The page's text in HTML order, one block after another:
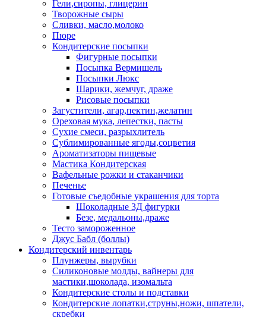
Гели,сиропы, глицерин
Творожные сыры
Сливки, масло,молоко
Пюре
Кондитерские посыпки
Фигурные посыпки
Посыпка Вермишель
Посыпки Люкс
Шарики, жемчуг, драже
Рисовые посыпки
Загустители, агар,пектин,желатин
Ореховая мука, лепестки, пасты
Сухие смеси, разрыхлитель
Сублимированные ягоды,соцветия
Ароматизаторы пищевые
Мастика Кондитерская
Вафельные рожки и стаканчики
Печенье
Готовые съедобные украшения для торта
Шоколадные 3Д фигурки
Безе, медальоны,драже
Тесто замороженное
Джус Бабл (боллы)
Кондитерский инвентарь
Плунжеры, вырубки
Силиконовые молды, вайнеры для
мастики,шоколада, изомальта
Кондитерские столы и подставки
Кондитерские лопатки,струны,ножи, шпатели,
скребки